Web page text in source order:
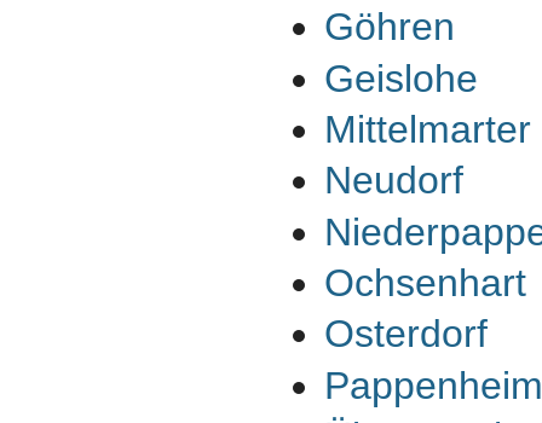
Göhren
Geislohe
Mittelmarter
Neudorf
Ochsenhart
Osterdorf